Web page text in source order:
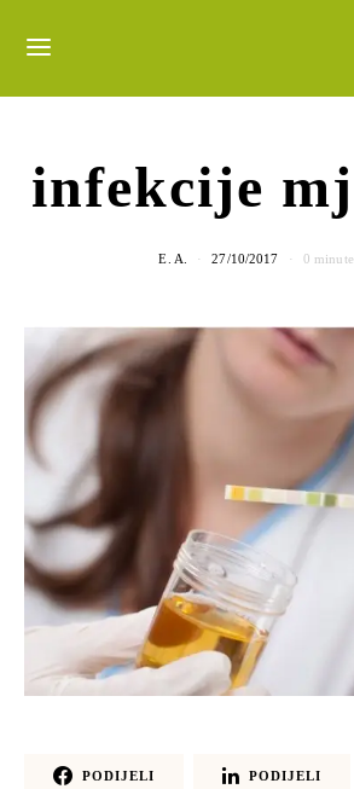
infekcije
E. A. 27/10/2017 0
PODIJELI PODIJELI